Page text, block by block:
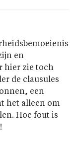
en
hier zie toch
de clausules
een
het alleen om
Hoe fout is